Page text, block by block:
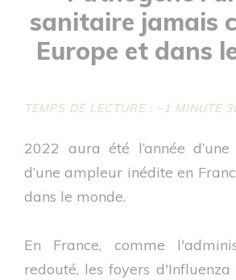
sanitaire jamais
Europe et dans
TEMPS DE LECTURE : ~1 MINUTE
2022 aura été l’année
d’une ampleur inédite en
dans le monde.
En France, comme
redouté, les foyers